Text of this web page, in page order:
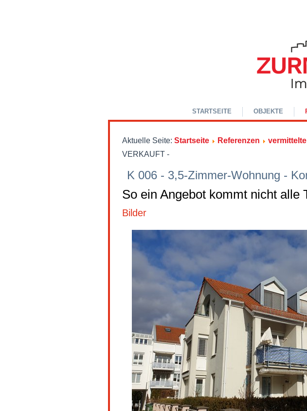
STARTSEITE OBJEKTE
Aktuelle Seite: Startseite Referenzen
VERKAUFT -
K 006 - 3,5-Zimmer-Wohnung -
So ein Angebot kommt nicht alle
Bilder